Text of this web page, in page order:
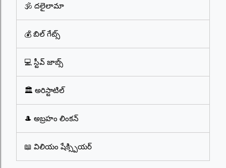
🕉️ దలైలామా
💰 బిల్ గేట్స్
💻 స్టీవ్ జాబ్స్
🏛️ అరిస్టాటిల్
🎩 అబ్రహం లింకన్
📖 విలియం షేక్స్పియర్